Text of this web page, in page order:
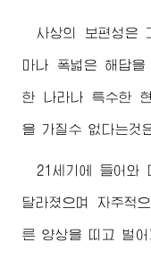
사상의 보편성은
마나 폭넓은 해답
한 나라나 특수한
을 가질수 없다는것
21세기에 들어와
달라졌으며 자주적
른 양상을 띠고 벌